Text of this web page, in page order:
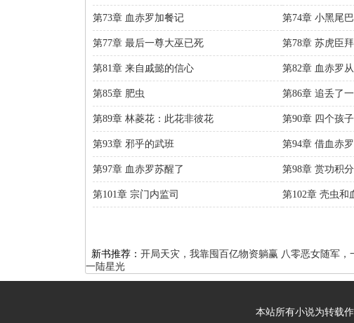
第73章 血赤罗加餐记 第74章 小黑尾巴
第77章 最后一尊大巫已死 第78章 苏虎臣
第81章 来自戚懿的信心 第82章 血赤罗
第85章 肥虫 第86章 追丢了
第89章 林菱花：此花非彼花 第90章 四个孩
第93章 邪乎的武班 第94章 借血赤罗
第97章 血赤罗苏醒了 第98章 赏功积分
第101章 宗门内监司 第102章 壳虫和
新书推荐： 开局天灾，我靠囤百亿物资躺赢 八零恶女随军，
一陆星光
本站所有小说为转载